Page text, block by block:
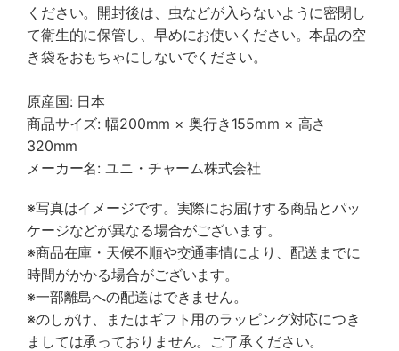
ください。開封後は、虫などが入らないように密閉し
て衛生的に保管し、早めにお使いください。本品の空
き袋をおもちゃにしないでください。
原産国: 日本
商品サイズ: 幅200mm × 奥行き155mm × 高さ
320mm
メーカー名: ユニ・チャーム株式会社
※写真はイメージです。実際にお届けする商品とパッ
ケージなどが異なる場合がございます。
※商品在庫・天候不順や交通事情により、配送までに
時間がかかる場合がございます。
※一部離島への配送はできません。
※のしがけ、またはギフト用のラッピング対応につき
ましては承っておりません。ご了承ください。